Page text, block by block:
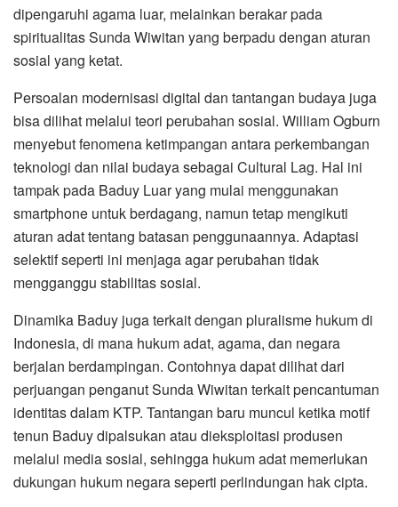
dipengaruhi agama luar, melainkan berakar pada
spiritualitas Sunda Wiwitan yang berpadu dengan aturan
sosial yang ketat.
Persoalan modernisasi digital dan tantangan budaya juga
bisa dilihat melalui teori perubahan sosial. William Ogburn
menyebut fenomena ketimpangan antara perkembangan
teknologi dan nilai budaya sebagai Cultural Lag. Hal ini
tampak pada Baduy Luar yang mulai menggunakan
smartphone untuk berdagang, namun tetap mengikuti
aturan adat tentang batasan penggunaannya. Adaptasi
selektif seperti ini menjaga agar perubahan tidak
mengganggu stabilitas sosial.
Dinamika Baduy juga terkait dengan pluralisme hukum di
Indonesia, di mana hukum adat, agama, dan negara
berjalan berdampingan. Contohnya dapat dilihat dari
perjuangan penganut Sunda Wiwitan terkait pencantuman
identitas dalam KTP. Tantangan baru muncul ketika motif
tenun Baduy dipalsukan atau dieksploitasi produsen
melalui media sosial, sehingga hukum adat memerlukan
dukungan hukum negara seperti perlindungan hak cipta.